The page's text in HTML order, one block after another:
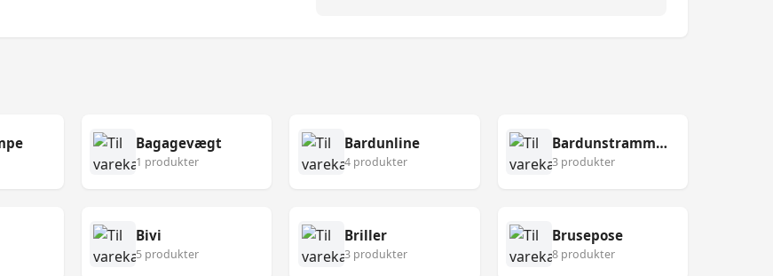
Bagagevægt
1 produkter
Bardunline
4 produkter
Bardunstrammer
3 produkter
Bivi
5 produkter
Briller
3 produkter
Brusepose
8 produkter